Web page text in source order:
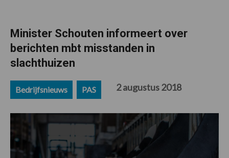
Minister Schouten informeert over
berichten mbt misstanden in
slachthuizen
Bedrijfsnieuws PAS 2 augustus 2018